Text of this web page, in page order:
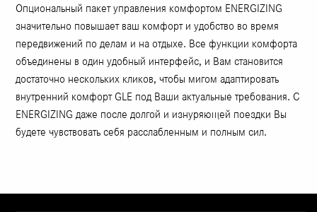
Опциональный пакет управления комфортом ENERGIZING
значительно повышает ваш комфорт и удобство во время
передвижений по делам и на отдыхе. Все функции комфорта
объединены в один удобный интерфейс, и Вам становится
достаточно нескольких кликов, чтобы мигом адаптировать
внутренний комфорт GLE под Ваши актуальные требования. С
ENERGIZING даже после долгой и изнуряющей поездки Вы
будете чувствовать себя расслабленным и полным сил.